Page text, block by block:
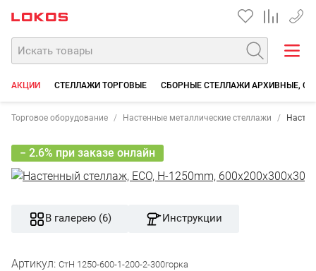
+7
АКЦИИ СТЕЛЛАЖИ ТОРГОВЫЕ СБОРНЫЕ СТЕЛЛАЖИ АРХИВНЫЕ,
Торговое оборудование Настенные металлические стеллажи
− 2.6% при заказе онлайн
В галерею (6) Инструкции
Артикул: СтН 1250-600-1-200-2-300горка